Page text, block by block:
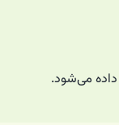
می‌شود.